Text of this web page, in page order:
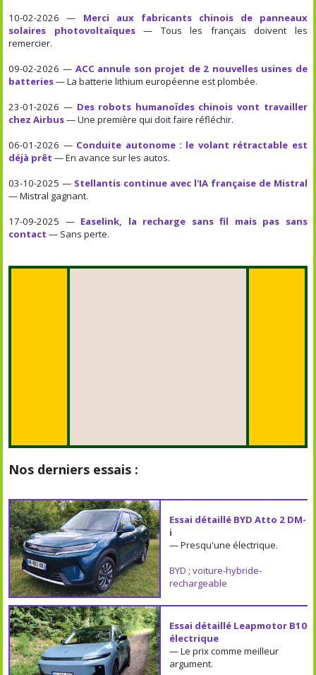
10-02-2026 — Merci aux fabricants chinois de panneaux
solaires photovoltaïques— Tous les français doivent les
remercier.
09-02-2026 — ACC annule son projet de 2 nouvelles usines de
batteries— La batterie lithium européenne est plombée.
23-01-2026 — Des robots humanoïdes chinois vont travailler
chez Airbus— Une première qui doit faire réfléchir.
06-01-2026 — Conduite autonome : le volant rétractable est
déjà prêt — En avance sur les autos.
03-10-2025 — Stellantis continue avec l'IA française de Mistral
— Mistral gagnant.
17-09-2025 — Easelink, la recharge sans fil mais pas sans
contact — Sans perte.
Nos derniers essais :
Essai détaillé BYD Atto 2 DM-
i
— Presqu'une électrique.
BYD ; voiture-hybride-
rechargeable
Essai détaillé Leapmotor B10
électrique
— Le prix comme meilleur
argument.